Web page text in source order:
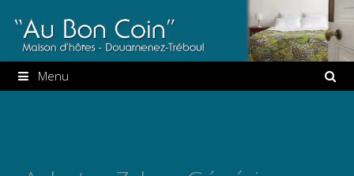
au
contenu
Menu